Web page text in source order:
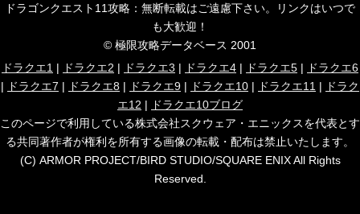
ドラゴンクエスト11攻略：無断転載はご遠慮下さい。リンクはいつで
も大歓迎！
© 極限攻略データベース 2001
ドラクエ1 | ドラクエ2 | ドラクエ3 | ドラクエ4 | ドラクエ5 |
ドラクエ6
|
ドラクエ7 | ドラクエ8 | ドラクエ9 | ドラクエ10 | ドラクエ11 |
ドラク
エ12 |
ドラクエ10ブログ
このページで利用している株式会社スクウェア・エニックスを代表とす
る共同著作者が権利を所有する画像の転載・配布は禁止いたします。
(C) ARMOR PROJECT/BIRD STUDIO/SQUARE ENIX All Rights
Reserved.